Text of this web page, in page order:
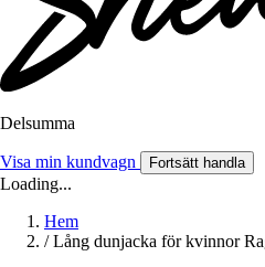
Delsumma
Visa min kundvagn Fortsätt handla
Loading...
Hem
/ Lång dunjacka för kvinnor